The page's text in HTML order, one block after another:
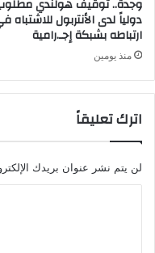
وجدة.. توقيف هولندي
دولياً لدى الأنتربول للاشتباه
ارتباطه بشبكة إجـ.رامية
منذ يومين
اترك تعليقاً
لن يتم نشر عنوان بريدك